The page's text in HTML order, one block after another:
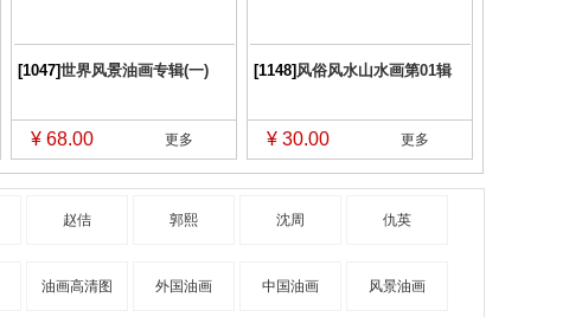
[1047]世界风景油画专辑(一)
¥ 68.00 更多
[1148] 风俗风水山水画第01辑
¥ 30.00 更多
赵佶 郭熙 沈周 仇英
油画高清图 外国油画 中国油画 风景油画